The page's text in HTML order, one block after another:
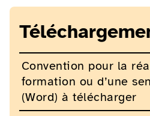
Convention pour la
formation ou d’une
(Word) à télécharger